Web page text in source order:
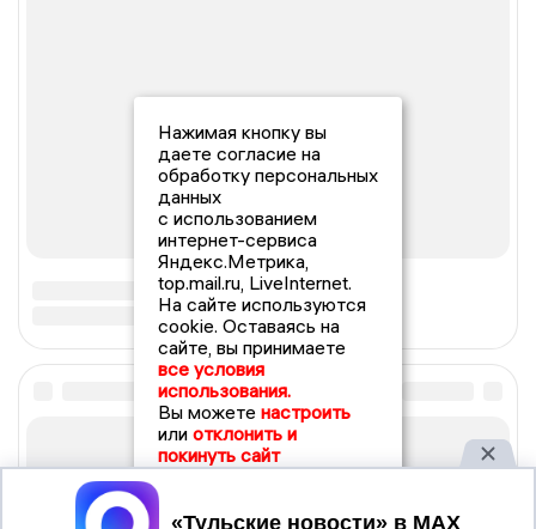
Нажимая кнопку вы
даете согласие на
обработку персональных
данных
с использованием
интернет-сервиса
Яндекс.Метрика,
top.mail.ru, LiveInternet.
На сайте используются
cookie. Оставаясь на
сайте, вы принимаете
все условия
использования.
Вы можете настроить
или отклонить и
покинуть сайт
Принять